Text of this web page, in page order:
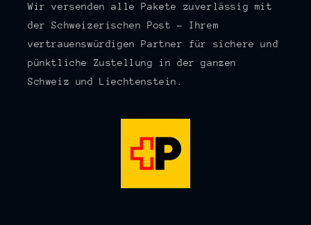
Wir versenden alle Pakete zuverlässig mit
der Schweizerischen Post – Ihrem
vertrauenswürdigen Partner für sichere und
pünktliche Zustellung in der ganzen
Schweiz und Liechtenstein.